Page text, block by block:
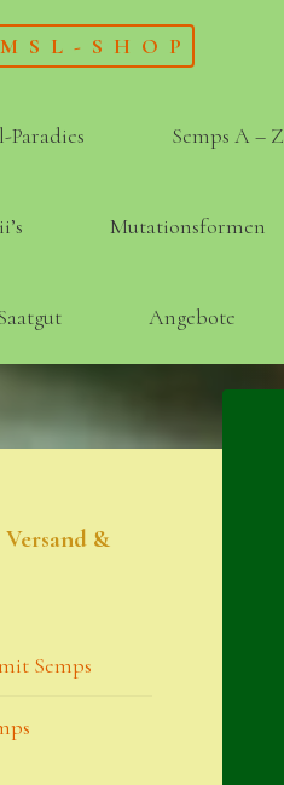
SHOP
Paradies Semps A – Z
Mutationsformen
Angebote
&
Semps